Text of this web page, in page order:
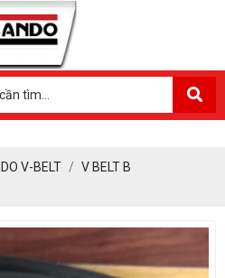
V-BELT
V BELT B